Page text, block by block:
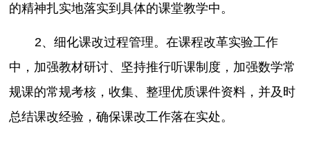
的精神扎实地落实到具体的课堂教学中。
2、细化课改过程管理。在课程改革实验工作
中，加强教材研讨、坚持推行听课制度，加强数学常
规课的常规考核，收集、整理优质课件资料，并及时
总结课改经验，确保课改工作落在实处。